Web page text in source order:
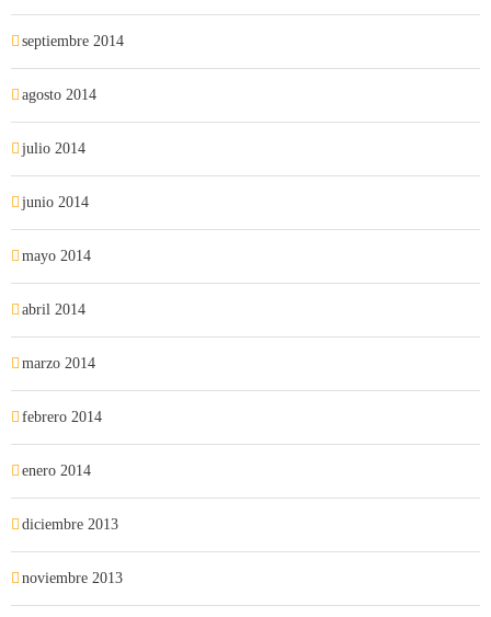
septiembre 2014
agosto 2014
julio 2014
junio 2014
mayo 2014
abril 2014
marzo 2014
febrero 2014
enero 2014
diciembre 2013
noviembre 2013